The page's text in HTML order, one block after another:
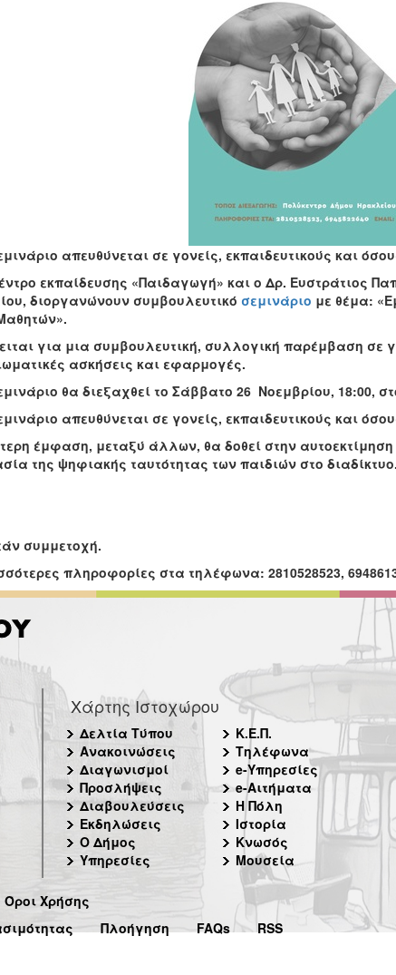
απευθύνεται σε γονείς, εκπαιδευτικούς και
εκπαίδευσης «Παιδαγωγή» και ο Δρ. Ευστράτιος
διοργανώνουν συμβουλευτικό σεμινάριο με θέμα:
για μια συμβουλευτική, συλλογική παρέμβαση σε
ασκήσεις και εφαρμογές.
θα διεξαχθεί το Σάββατο 26 Νοεμβρίου, 18:00,
απευθύνεται σε γονείς, εκπαιδευτικούς και
έμφαση, μεταξύ άλλων, θα δοθεί στην
της ψηφιακής ταυτότητας των παιδιών στο
συμμετοχή.
πληροφορίες στα τηλέφωνα: 2810528523,
Χάρτης Ιστοχώρου
Δελτία Τύπου
Ανακοινώσεις
Διαγωνισμοί
Προσλήψεις
Διαβουλεύσεις
Εκδηλώσεις
Ο Δήμος
Υπηρεσίες
Κ.Ε.Π.
Τηλέφωνα
e-Υπηρεσίες
e-Αιτήματα
Η Πόλη
Ιστορία
Κνωσός
Μουσεία
Όροι Χρήσης
Πλοήγηση FAQs RSS